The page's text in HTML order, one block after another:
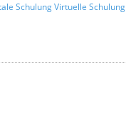
SchulungVirtuelle Schulung